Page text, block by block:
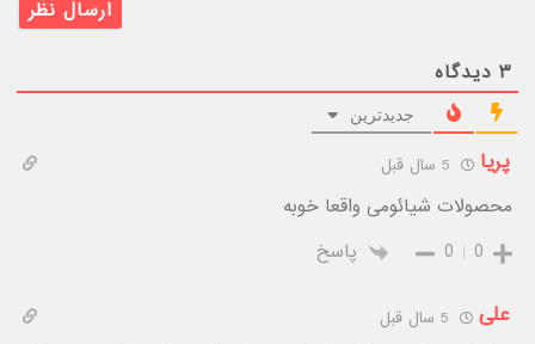
۳ دیدگاه
جدیدترین
پریا
محصولات شیائومی واقعا خوبه
0
0 پاسخ
علی